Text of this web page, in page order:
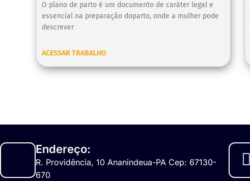
O plano de parto é um documento de caráter legal e
essencial na preparação doparto, onde a mulher pode
descrever
ACESSAR TRABALHO
Endereço:
R. Providência, 10 Ananindeua-PA Cep: 67130-
670